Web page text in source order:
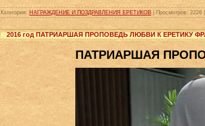
Категория: НАГРАЖДЕНИЕ И ПОЗДРАВЛЕНИЯ ЕРЕТИКОВ Просмотров: 2226
2016 год ПАТРИАРШАЯ ПРОПОВЕДЬ ЛЮБВИ К ЕРЕТИКУ
ПАТРИАРШАЯ